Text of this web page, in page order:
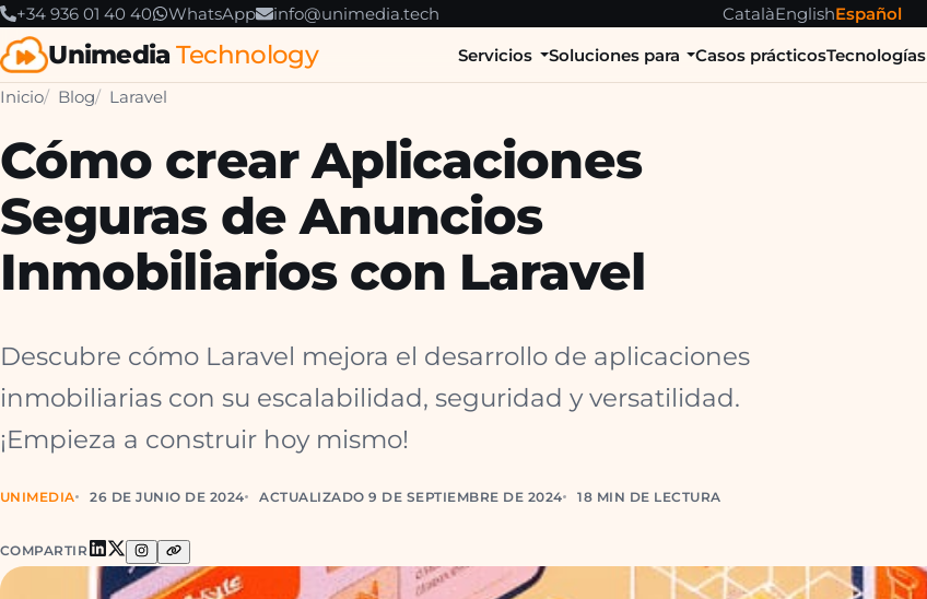
+34 936 01 40 40 WhatsApp info@unimedia.tech CatalàEnglishEspañol
Unimedia Technology Servicios Soluciones para Casos prácticosTecnologías
Inicio Blog Laravel
Cómo crear Aplicaciones
Seguras de Anuncios
Inmobiliarios con Laravel
Descubre cómo Laravel mejora el desarrollo de aplicaciones
inmobiliarias con su escalabilidad, seguridad y versatilidad.
¡Empieza a construir hoy mismo!
UNIMEDIA 26 DE JUNIO DE 2024 ACTUALIZADO 9 DE SEPTIEMBRE DE 2024 18 MIN DE LECTURA
COMPARTIR